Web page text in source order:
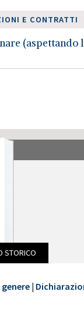
E CONTRATTI
(aspettando
STORICO
|